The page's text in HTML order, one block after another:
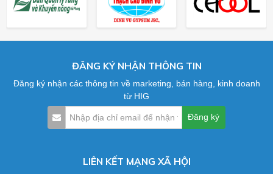
ĐĂNG KÝ NHẬN THÔNG TIN
Đăng ký nhận các thông tin về marketing, bán hàng, kinh doanh
từ HIG
LIÊN KẾT MẠNG XÃ HỘI